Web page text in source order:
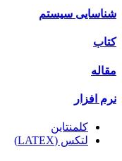
شناسایی سیستم
کتاب
مقاله
نرم افزار
کلمنتاین
لتکس (LATEX)